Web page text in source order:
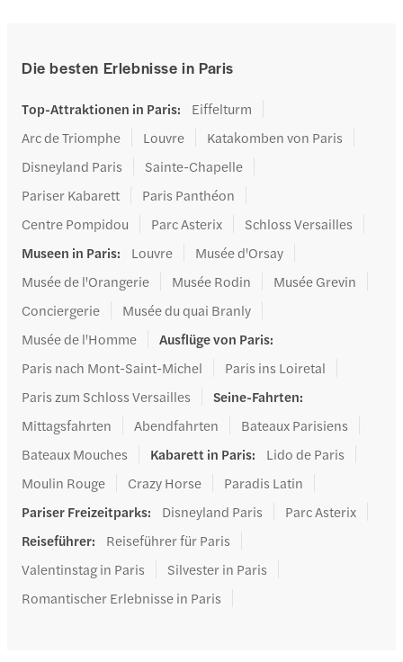
Die besten Erlebnisse in Paris
Top-Attraktionen in Paris:
Eiffelturm
Arc de Triomphe
Louvre
Katakomben von Paris
Disneyland Paris
Sainte-Chapelle
Pariser Kabarett
Paris Panthéon
Centre Pompidou
Parc Asterix
Schloss Versailles
Museen in Paris: Louvre
Musée d'Orsay
Musée de l'Orangerie
Musée Rodin
Musée Grevin
Conciergerie
Musée du quai Branly
Musée de l'Homme
Ausflüge von Paris:
Paris nach Mont-Saint-Michel
Paris ins Loiretal
Paris zum Schloss Versailles
Seine-Fahrten:
Mittagsfahrten
Abendfahrten
Bateaux Parisiens
Bateaux Mouches
Kabarett in Paris:
Lido de Paris
Moulin Rouge
Crazy Horse
Paradis Latin
Pariser Freizeitparks: Disneyland Paris
Parc Asterix
Reiseführer:
Reiseführer für Paris
Valentinstag in Paris
Silvester in Paris
Romantischer Erlebnisse in Paris